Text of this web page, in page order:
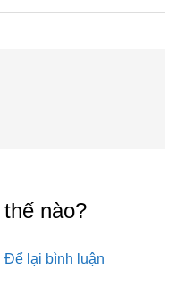
nào?
Để lại bình luận